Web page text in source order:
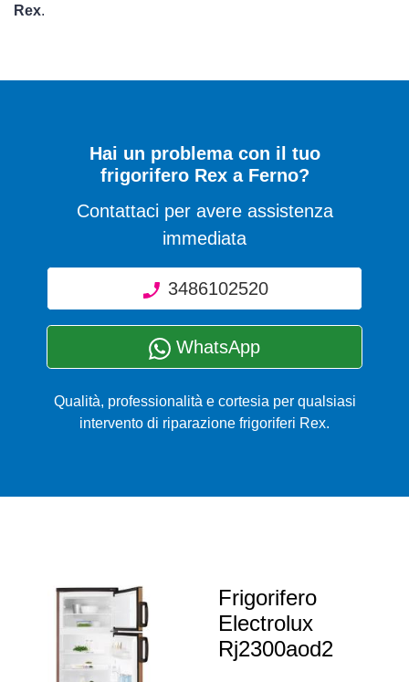
Rex.
Hai un problema con il tuo
frigorifero Rex a Ferno?
Contattaci per avere assistenza
immediata
3486102520
WhatsApp
Qualità, professionalità e cortesia per qualsiasi
intervento di riparazione frigoriferi Rex.
Frigorifero
Electrolux
Rj2300aod2